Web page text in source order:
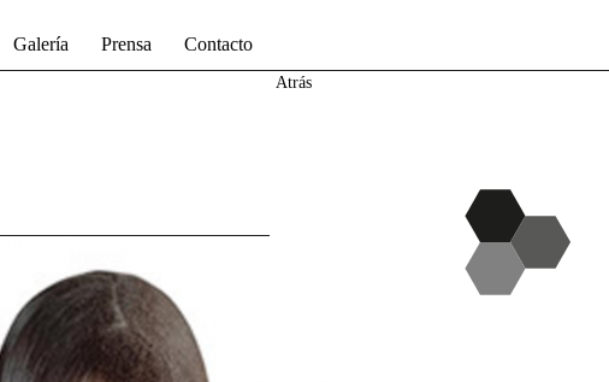
Galería Prensa Contacto
Atrás